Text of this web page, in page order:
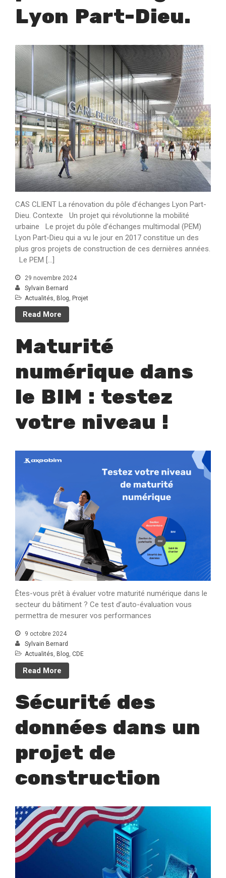
Lyon Part-Dieu.
CAS CLIENT La rénovation du pôle d’échanges Lyon Part-
Dieu. Contexte Un projet qui révolutionne la mobilité
urbaine Le projet du pôle d’échanges multimodal (PEM)
Lyon Part-Dieu qui a vu le jour en 2017 constitue un des
plus gros projets de construction de ces dernières années.
Le PEM […]
29 novembre 2024
Sylvain Bernard
Actualités Blog Projet
Read More
Maturité
numérique dans
le BIM : testez
votre niveau !
Êtes-vous prêt à évaluer votre maturité numérique dans le
secteur du bâtiment ? Ce test d’auto-évaluation vous
permettra de mesurer vos performances
9 octobre 2024
Sylvain Bernard
Actualités, Blog, CDE
Read More
Sécurité des
données dans un
projet de
construction